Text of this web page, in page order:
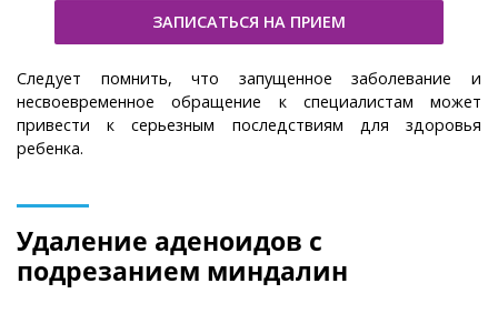
ЗАПИСАТЬСЯ НА ПРИЕМ
Следует помнить, что запущенное заболевание и
несвоевременное обращение к специалистам может
привести к серьезным последствиям для здоровья
ребенка.
Удаление аденоидов с
подрезанием миндалин